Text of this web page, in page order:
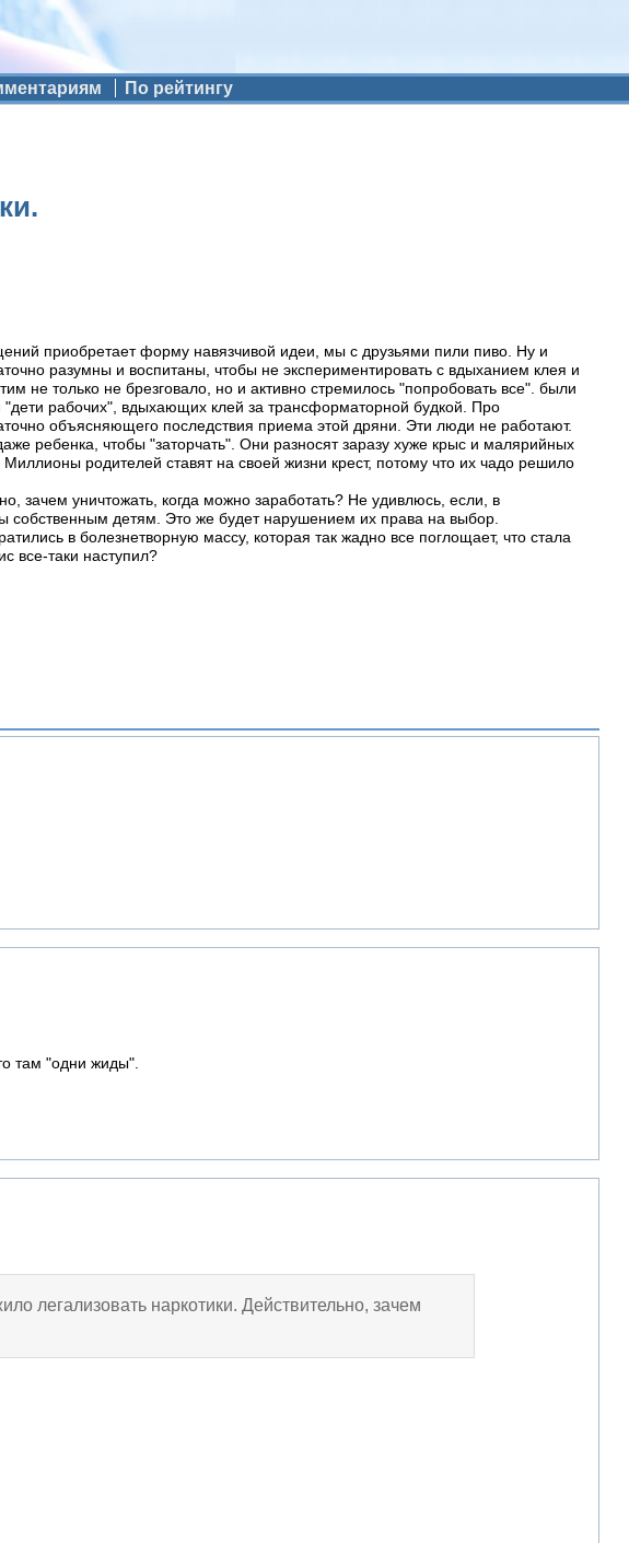
По рейтингу
приобретает форму навязчивой идеи, мы с друзьями пили пиво. Ну и
разумны и воспитаны, чтобы не экспериментировать с вдыханием клея и
не только не брезговало, но и активно стремилось "попробовать все". были
рабочих", вдыхающих клей за трансформаторной будкой. Про
объясняющего последствия приема этой дряни. Эти люди не работают.
ребенка, чтобы "заторчать". Они разносят заразу хуже крыс и малярийных
родителей ставят на своей жизни крест, потому что их чадо решило
зачем уничтожать, когда можно заработать? Не удивлюсь, если, в
собственным детям. Это же будет нарушением их права на выбор.
в болезнетворную массу, которая так жадно все поглощает, что стала
все-таки наступил?
там "одни жиды".
легализовать наркотики. Действительно, зачем